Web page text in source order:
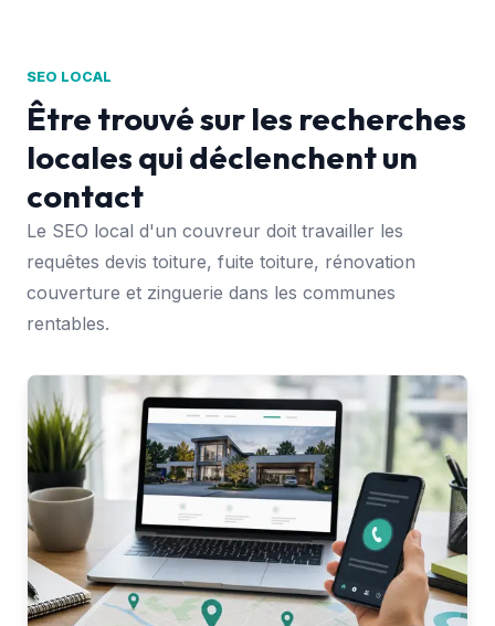
SEO LOCAL
Être trouvé sur les recherches
locales qui déclenchent un
contact
Le SEO local d'un couvreur doit travailler les
requêtes devis toiture, fuite toiture, rénovation
couverture et zinguerie dans les communes
rentables.